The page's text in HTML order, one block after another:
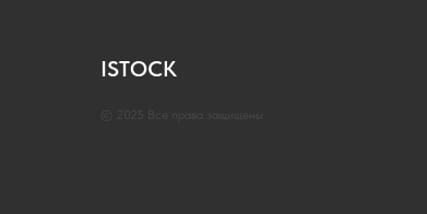
ISTOCK
© 2025 Все права защищены